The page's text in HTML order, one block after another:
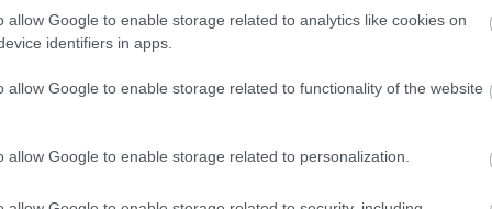
allow Google to enable storage related to analytics like cookies on
identifiers in apps.
allow Google to enable storage related to functionality of the website
allow Google to enable storage related to personalization.
- Bohócliga 4.
csapat van versenyben a bajnoki címért. Öldöklő